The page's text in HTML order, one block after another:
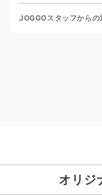
JOGGOスタッフからの
オリジ